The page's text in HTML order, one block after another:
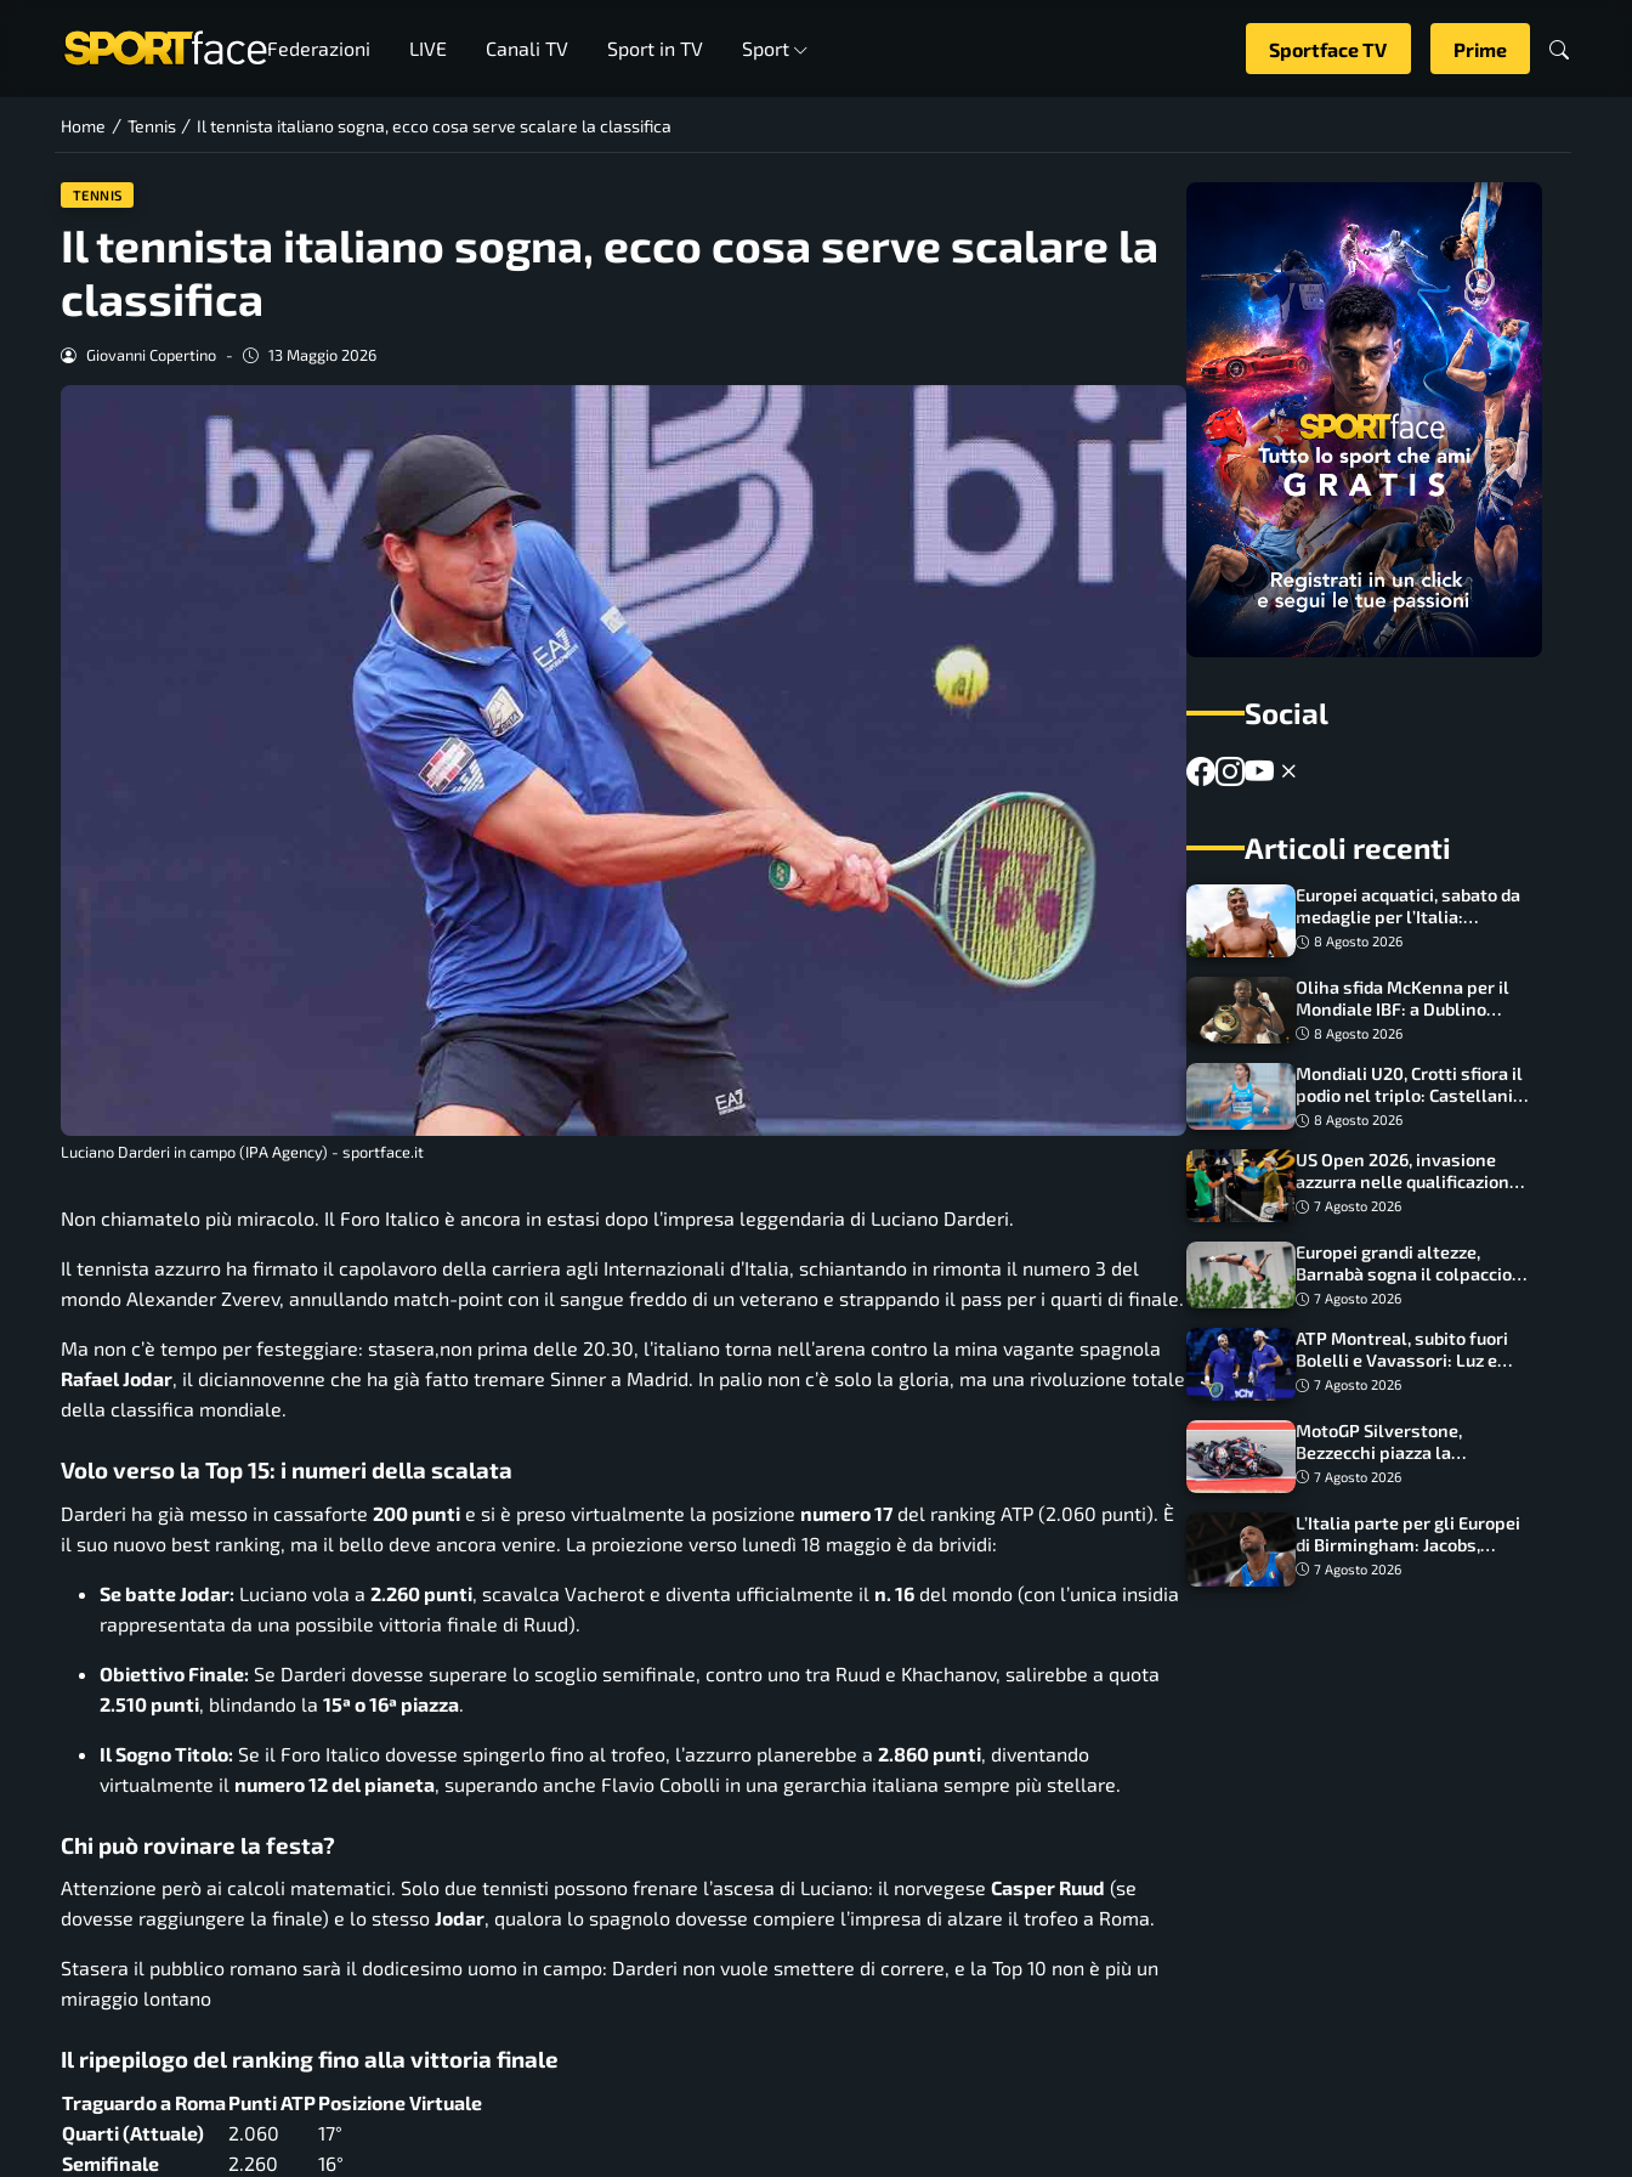
Federazioni LIVE Canali TV Sport in TV Sport Sportface TV Prime
Home / Tennis / Il tennista italiano sogna, ecco cosa serve scalare la classifica
TENNIS
Il tennista italiano sogna, ecco cosa serve scalare la
classifica
Giovanni Copertino - 13 Maggio 2026
Luciano Darderi in campo (IPA Agency) - sportface.it
Non chiamatelo più miracolo. Il Foro Italico è ancora in estasi dopo l’impresa leggendaria di Luciano Darderi.
Il tennista azzurro ha firmato il capolavoro della carriera agli Internazionali d’Italia, schiantando in rimonta il numero 3 del
mondo Alexander Zverev, annullando match-point con il sangue freddo di un veterano e strappando il pass per i quarti di finale.
Ma non c’è tempo per festeggiare: stasera,non prima delle 20.30, l’italiano torna nell’arena contro la mina vagante spagnola
Rafael Jodar, il diciannovenne che ha già fatto tremare Sinner a Madrid. In palio non c’è solo la gloria, ma una rivoluzione totale
della classifica mondiale.
Volo verso la Top 15: i numeri della scalata
Darderi ha già messo in cassaforte 200 punti e si è preso virtualmente la posizione numero 17 del ranking ATP (2.060 punti). È
il suo nuovo best ranking , ma il bello deve ancora venire. La proiezione verso lunedì 18 maggio è da brividi:
Se batte Jodar: Luciano vola a 2.260 punti , scavalca Vacherot e diventa ufficialmente il n. 16 del mondo (con l’unica insidia
rappresentata da una possibile vittoria finale di Ruud).
Obiettivo Finale: Se Darderi dovesse superare lo scoglio semifinale, contro uno tra Ruud e Khachanov, salirebbe a quota
2.510 punti , blindando la 15ª o 16ª piazza
Il Sogno Titolo: Se il Foro Italico dovesse spingerlo fino al trofeo, l’azzurro planerebbe a 2.860 punti , diventando
virtualmente il numero 12 del pianeta , superando anche Flavio Cobolli in una gerarchia italiana sempre più stellare.
Chi può rovinare la festa?
Attenzione però ai calcoli matematici. Solo due tennisti possono frenare l’ascesa di Luciano: il norvegese Casper Ruud (se
dovesse raggiungere la finale) e lo stesso Jodar, qualora lo spagnolo dovesse compiere l’impresa di alzare il trofeo a Roma.
Stasera il pubblico romano sarà il dodicesimo uomo in campo: Darderi non vuole smettere di correre, e la Top 10 non è più un
miraggio lontano
Il ripepilogo del ranking fino alla vittoria finale
Traguardo a RomaPunti ATPPosizione Virtuale
Quarti (Attuale)
2.060
17°
Semifinale
2.260 16°
Social
Articoli recenti
Europei acquatici, sabato da
medaglie per l’Italia:
Paltrinieri guida la staffetta,
grandi altezze
8 Agosto 2026
Oliha sfida McKenna per il
Mondiale IBF: a Dublino
serve l’impresa nella tana
8 Agosto 2026
Mondiali U20, Crotti sfiora il
podio nel triplo: Castellani
da record, Succo in finale
8 Agosto 2026
US Open 2026, invasione
azzurra nelle qualificazioni:
17 italiani a caccia del main
7 Agosto 2026
Europei grandi altezze,
Barnabà sogna il colpaccio:
è leader a metà gara, Baraldi
7 Agosto 2026
ATP Montreal, subito fuori
Bolelli e Vavassori: Luz e
Matos fermano gli azzurri
7 Agosto 2026
MotoGP Silverstone,
Bezzecchi piazza la
zampata: Aprilia domina,
7 Agosto 2026
L’Italia parte per gli Europei
di Birmingham: Jacobs,
Tamberi e Battocletti
7 Agosto 2026